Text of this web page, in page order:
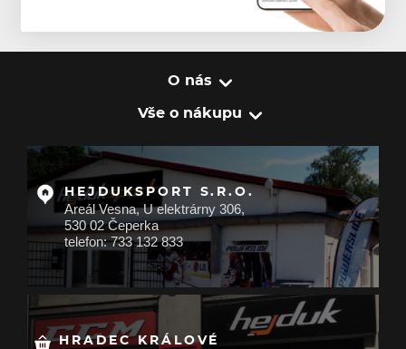
O nás
Vše o nákupu
HEJDUKSPORT S.R.O.
Areál Vesna, U elektrárny 306,
530 02 Čeperka
telefon: 733 132 833
HRADEC KRÁLOVÉ